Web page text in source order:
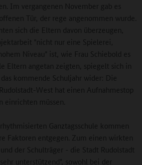
Im vergangenen November gab es
Tür, der rege angenommen wurde.
sich die Eltern davon überzeugen,
"nicht nur eine Spielerei,
Niveau" ist, wie Frau Schiebold es
Eltern angetan zeigten, spiegelt sich in
kommende Schuljahr wider: Die
West hat einen Aufnahmestop
einrichten müssen.
Ganztagsschule kommen
Faktoren entgegen. Zum einen wirkten
der Schulträger - die Stadt Rudolstadt
unterstützend", sowohl bei der